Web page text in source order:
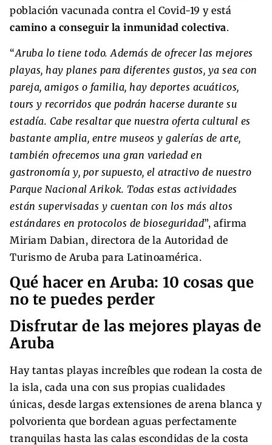
población vacunada contra el Covid-19 y está
camino a conseguir la inmunidad colectiva.
“Aruba lo tiene todo. Además de ofrecer las mejores
playas, hay planes para diferentes gustos, ya sea con
pareja, amigos o familia, hay deportes acuáticos,
tours y recorridos que podrán hacerse durante su
estadía. Cabe resaltar que nuestra oferta cultural es
bastante amplia, entre museos y galerías de arte,
también ofrecemos una gran variedad en
gastronomía y, por supuesto, el atractivo de nuestro
Parque Nacional Arikok. Todas estas actividades
están supervisadas y cuentan con los más altos
estándares en protocolos de bioseguridad”, afirma
Miriam Dabian, directora de la Autoridad de
Turismo de Aruba para Latinoamérica.
Qué hacer en Aruba: 10 cosas que
no te puedes perder
Disfrutar de las mejores playas de
Aruba
Hay tantas playas increíbles que rodean la costa de
la isla, cada una con sus propias cualidades
únicas, desde largas extensiones de arena blanca y
polvorienta que bordean aguas perfectamente
tranquilas hasta las calas escondidas de la costa